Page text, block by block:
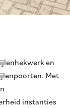
en
Met
instanties